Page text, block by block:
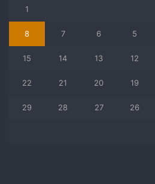
1
5
6
7
8
12
13
14
15
19
20
21
22
26
27
28
29